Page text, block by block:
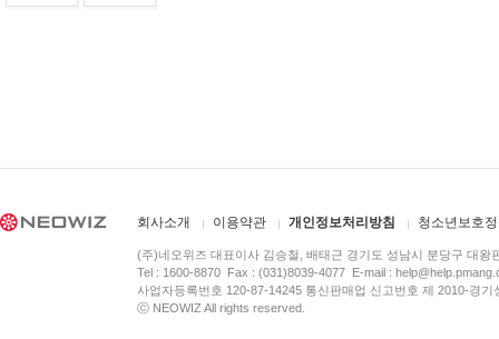
회사소개 이용약관 개인정보처리방침 청소년보호
(주)네오위즈 대표이사 김승철, 배태근 경기도 성남시 분당구 대왕
Tel : 1600-8870 Fax : (031)8039-4077 E-mail :
사업자등록번호 120-87-14245 통신판매업 신고번호 제 2010-경
ⓒ NEOWIZ All rights reserved.